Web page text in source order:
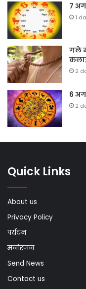
7
1
गले
2
6
2
Quick Links
About us
Privacy Policy
पर्यटन
मनोरंजन
Send News
Contact us